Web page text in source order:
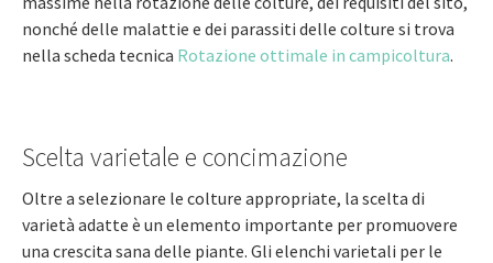
nonché delle malattie e dei parassiti delle colture si trova
nella scheda tecnica Rotazione ottimale in campicoltura.
Scelta varietale e concimazione
Oltre a selezionare le colture appropriate, la scelta di
varietà adatte è un elemento importante per promuovere
una crescita sana delle piante. Gli elenchi varietali per le